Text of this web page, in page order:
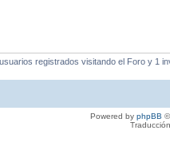
registrados visitando el Foro y 1
Powered by phpBB